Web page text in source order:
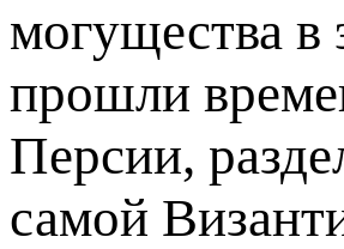
могущества в
прошли
Персии,
самой